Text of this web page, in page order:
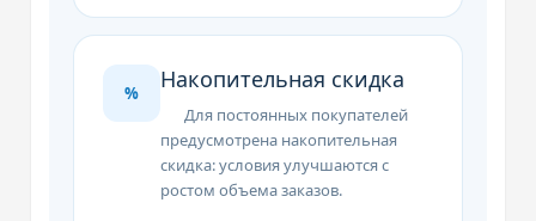
% Накопительная скидка
Для постоянных покупателей
предусмотрена накопительная
скидка: условия улучшаются с
ростом объема заказов.